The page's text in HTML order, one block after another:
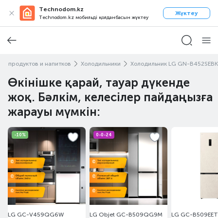
Technodom.kz
Technodom.kz мобильді қолданбасын жүктеу
Жүктеу
продуктов и напитков Холодильники Холодильник LG GN-B452SEBK
Өкінішке қарай, тауар дүкенде
жоқ. Бәлкім, келесілер пайдаңызға
жарауы мүмкін:
-10%
LG GC-V459QG6W
0-0-24
LG Objet GC-B509QG9M
LG GC-